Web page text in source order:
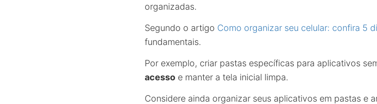
organizadas.
Segundo o artigo Como organizar seu celular: confira 5
fundamentais.
Por exemplo, criar pastas específicas para aplicativos
acesso e manter a tela inicial limpa.
Considere ainda organizar seus aplicativos em pastas e